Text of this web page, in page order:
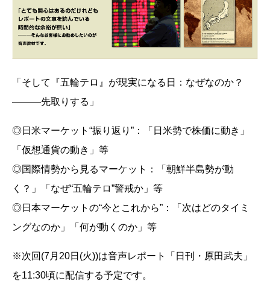
「そして『五輪テロ』が現実になる日：なぜなのか？
―――先取りする」
◎日米マーケット“振り返り”：「日米勢で株価に動き」
「仮想通貨の動き」等
◎国際情勢から見るマーケット：「朝鮮半島勢が動
く？」「なぜ“五輪テロ”警戒か」等
◎日本マーケットの“今とこれから”：「次はどのタイミ
ングなのか」「何が動くのか」等
※次回(7月20日(火))は音声レポート「日刊・原田武夫」
を11:30頃に配信する予定です。